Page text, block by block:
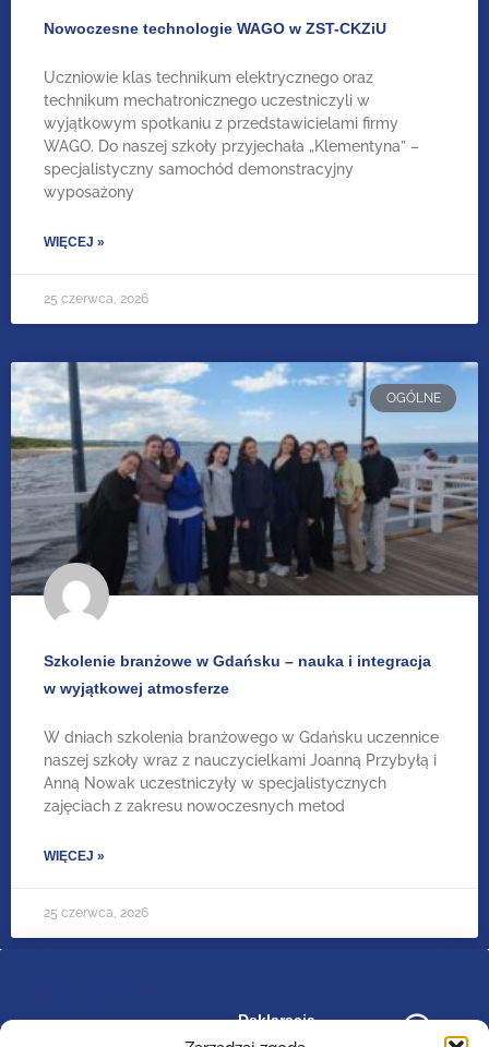
Nowoczesne technologie WAGO w ZST-CKZiU
Uczniowie klas technikum elektrycznego oraz
technikum mechatronicznego uczestniczyli w
wyjątkowym spotkaniu z przedstawicielami firmy
WAGO. Do naszej szkoły przyjechała „Klementyna” –
specjalistyczny samochód demonstracyjny
wyposażony
WIĘCEJ »
25 czerwca, 2026
OGÓLNE
Szkolenie branżowe w Gdańsku – nauka i integracja
w wyjątkowej atmosferze
W dniach szkolenia branżowego w Gdańsku uczennice
naszej szkoły wraz z nauczycielkami Joanną Przybyłą i
Anną Nowak uczestniczyły w specjalistycznych
zajęciach z zakresu nowoczesnych metod
WIĘCEJ »
25 czerwca, 2026
Deklaracja